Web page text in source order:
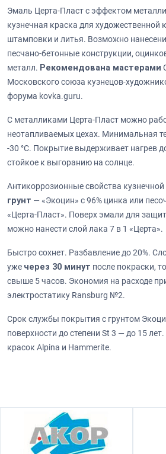
Эмаль Церта-Пласт с эффектом
кузнечная краска для художественной
штамповки и литья. Возможно
песчано-бетонные конструкции,
металл. Рекомендована мастерами
Московского союза кузнецов-
форума kovka.guru.
С металликами Церта-Пласт можно
неотапливаемых цехах. Минимальная
-30 °C. Покрытие выдерживает нагрев
стойкое к выгоранию на солнце.
Антикоррозионные свойства
грунт — «Экоцин» с 96% цинка или
«Церта-Пласт». Поверх эмали для
можно нанести слой лака 7 в 1 «Церта».
Быстро сохнет. Разбавление до 20%.
уже через 30 минут после покраски,
свыше 5 часов. Экономия на расходе
электростатику Ransburg №2.
Срок службы покрытия с грунтом
поверхности до степени St 3 — до 15
красок Alpina и Hammerite.